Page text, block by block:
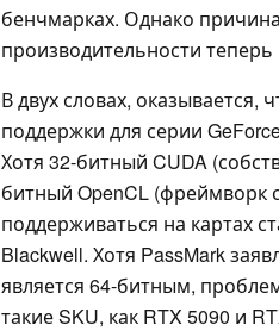
бенчмарках. Однако
производительности
В двух словах, оказывается,
поддержки для серии
Хотя 32-битный CUDA
битный OpenCL (фреймворк
поддерживаться на картах
Blackwell. Хотя PassMark
является 64-битным,
такие SKU, как RTX 5090 и